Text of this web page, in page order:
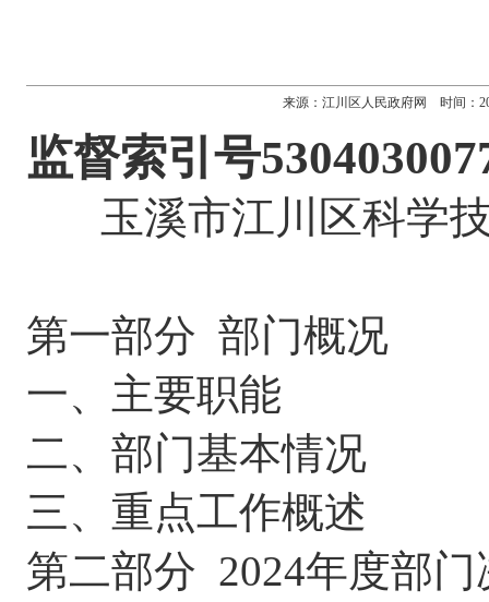
来源：江川区人民政府网 时间：
监督索引号
玉溪市江川区科学
第一部分 部门概况
一、主要职能
二、部门基本情况
三、重点工作概述
第二部分 2024年度部门